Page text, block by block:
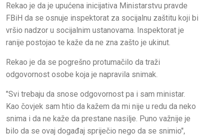
Rekao je da je upućena inicijativa Ministarstvu pravde
FBiH da se osnuje inspektorat za socijalnu zaštitu koji bi
vršio nadzor u socijalnim ustanovama. Inspektorat je
ranije postojao te kaže da ne zna zašto je ukinut.
Rekao je da se pogrešno protumačilo da traži
odgovornost osobe koja je napravila snimak.
"Svi trebaju da snose odgovornost pa i sam ministar.
Kao čovjek sam htio da kažem da mi nije u redu da neko
snima i da ne kaže da prestane nasilje. Puno važnije je
bilo da se ovaj događaj spriječio nego da se snimio",